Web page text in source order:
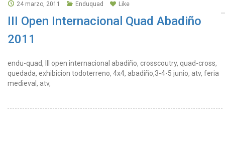
24 marzo, 2011 Enduquad Like
III Open Internacional Quad Abadiño
2011
endu-quad, III open internacional abadiño, crosscoutry, quad-cross,
quedada, exhibicion todoterreno, 4x4, abadiño,3-4-5 junio, atv, feria
medieval, atv,